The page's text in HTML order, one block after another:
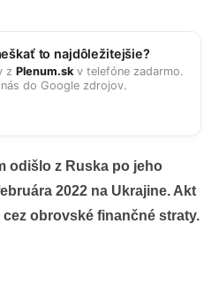
to najdôležitejšie?
z Plenum.sk v telefóne zadarmo.
do Google zdrojov.
odišlo z Ruska po jeho
2022 na Ukrajine. Akt
obrovské finančné straty.